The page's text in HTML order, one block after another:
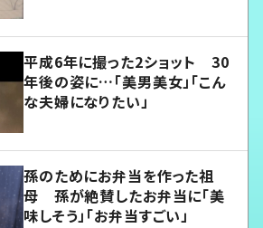
平成6年に撮った2ショット 30
年後の姿に…「美男美女」「こん
な夫婦になりたい」
孫のためにお弁当を作った祖
母 孫が絶賛したお弁当に「美
味しそう」「お弁当すごい」